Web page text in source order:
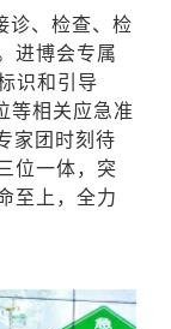
诊、检查、检
进博会专属
识和引导
等相关应急准
家团时刻待
位一体，突
至上，全力